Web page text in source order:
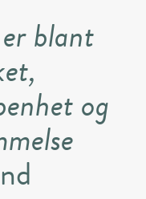
blant
og